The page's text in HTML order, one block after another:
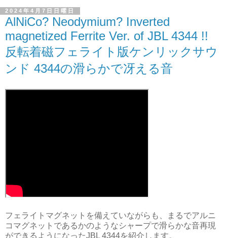
2024年4月7日日曜日
AlNiCo? Neodymium? Inverted
magnetized Ferrite Ver. of JBL 4344 !!
反転着磁フェライト版ケンリックサウ
ンド 4344の滑らかで冴える音
フェライトマグネットを備えていながらも、まるでアルニ
コマグネットであるかのようなシャープで滑らかな音再現
ができるようになったJBL 4344を紹介します。